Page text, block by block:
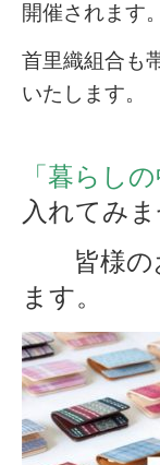
開催されます。
首里織組合も
いたします。
「暮らし
入れてみま
皆様のお
ます。